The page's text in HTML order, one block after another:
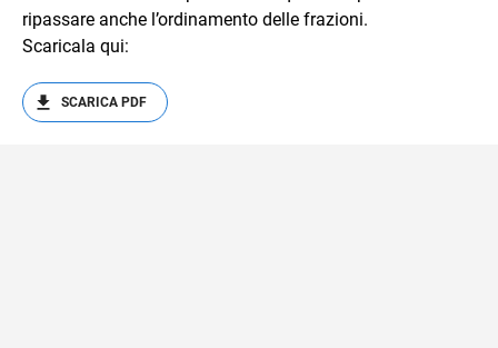
ripassare anche l’ordinamento delle frazioni.
Scaricala qui:
SCARICA PDF